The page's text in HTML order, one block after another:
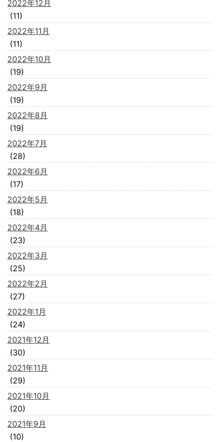
2022年12月
(11)
2022年11月
(11)
2022年10月
(19)
2022年9月
(19)
2022年8月
(19)
2022年7月
(28)
2022年6月
(17)
2022年5月
(18)
2022年4月
(23)
2022年3月
(25)
2022年2月
(27)
2022年1月
(24)
2021年12月
(30)
2021年11月
(29)
2021年10月
(20)
2021年9月
(10)